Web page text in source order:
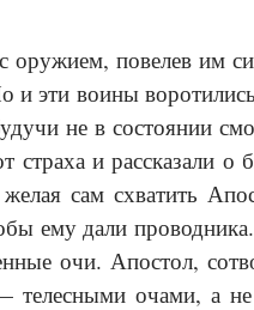
оружием, повелев им
эти воины
не в состоянии
страха и рассказали
сам схва­тить
ему дали
очи. Апостол,
телесными очами, а